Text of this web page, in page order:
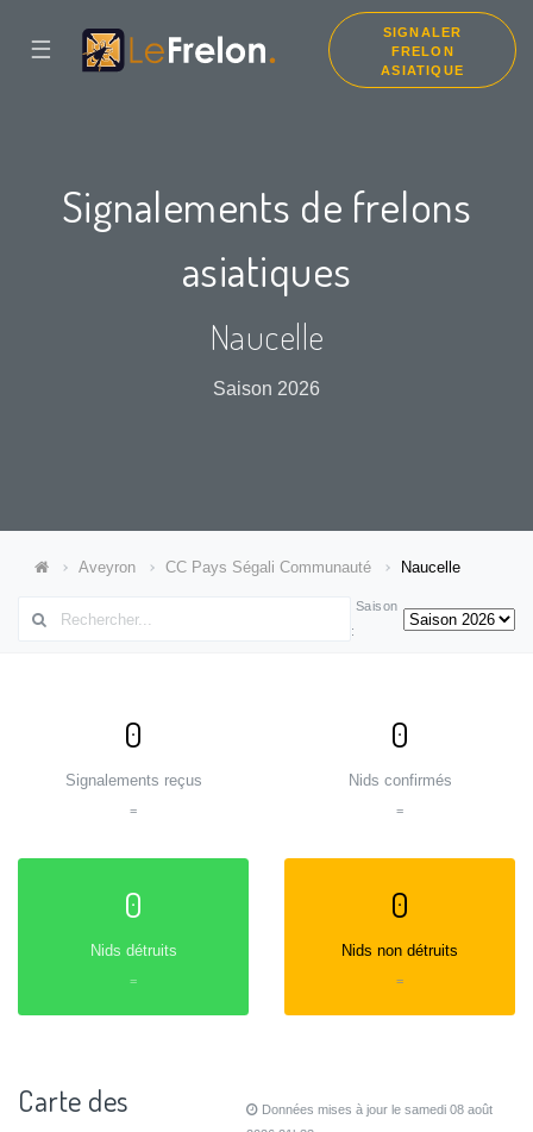
☰
SIGNALER
FRELON
ASIATIQUE
Signalements de frelons
asiatiques
Naucelle
Saison 2026
Aveyron CC Pays Ségali Communauté Naucelle
Saison
:
0
Signalements reçus
=
0
Nids confirmés
=
0
Nids détruits
=
0
Nids non détruits
=
Carte des
Données mises à jour le samedi 08 août